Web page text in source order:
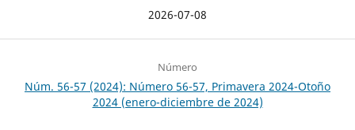
2026-07-08
Número
Núm. 56-57 (2024): Número 56-57, Primavera 2024-Otoño
2024 (enero-diciembre de 2024)